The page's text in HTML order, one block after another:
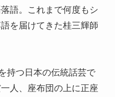
語。これまで何度もシ
を届けてきた桂三輝師
持つ日本の伝統話芸で
人、座布団の上に正座